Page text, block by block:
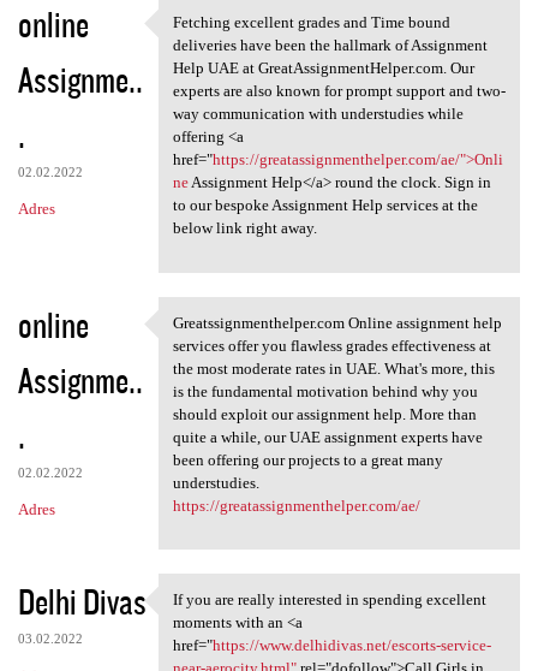
online
Assignme..
.
02.02.2022
Adres
Fetching excellent grades and
Fetching excellent grades and Time bound
deliveries have been the hallmark of Assignment
Help UAE at GreatAssignmentHelper.com. Our
experts are also known for prompt support and two-
way communication with understudies while
offering <a
href="https://greatassignmenthelper.com/ae/">Onli
neAssignment Help</a> round the clock. Sign in
to our bespoke Assignment Help services at the
below link right away.
online
Assignme..
.
02.02.2022
Adres
Greatssignmenthelper.com
Greatssignmenthelper.com Online assignment help
services offer you flawless grades effectiveness at
the most moderate rates in UAE. What's more, this
is the fundamental motivation behind why you
should exploit our assignment help. More than
quite a while, our UAE assignment experts have
been offering our projects to a great many
understudies.
https://greatassignmenthelper.com/ae/
Delhi Divas
03.02.2022
If you are really interested
If you are really interested in spending excellent
moments with an <a
href="https://www.delhidivas.net/escorts-service-